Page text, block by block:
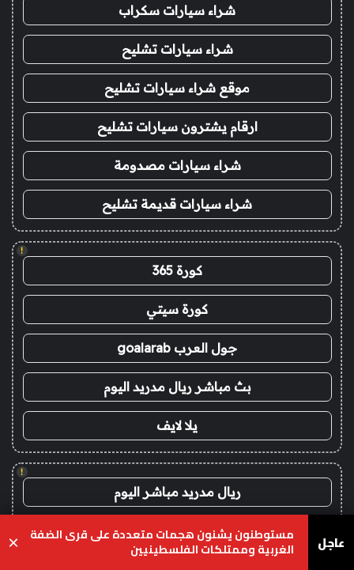
شراء سيارات سكراب
شراء سيارات تشليح
موقع شراء سيارات تشليح
ارقام يشترون سيارات تشليح
شراء سيارات مصدومة
شراء سيارات قديمة تشليح
!
كورة 365
كورة سيتي
جول العرب goalarab
بث مباشر ريال مدريد اليوم
يلا لايف
!
ريال مدريد مباشر اليوم
برشلونة مباشر اليوم
عاجل مستوطنون يشنون هجمات متعددة على قرى الضفة
الغربية وممتلكات الفلسطينيين ×